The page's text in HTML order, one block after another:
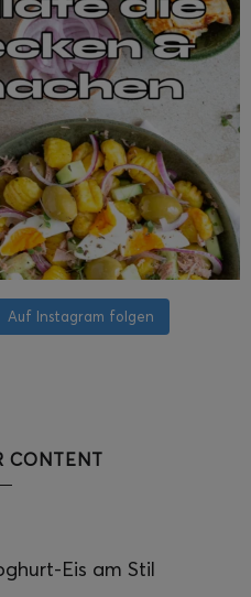
Auf Instagram folgen
CONTENT
Eis am Stil